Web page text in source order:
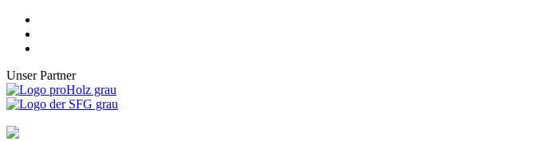
Unser Partner